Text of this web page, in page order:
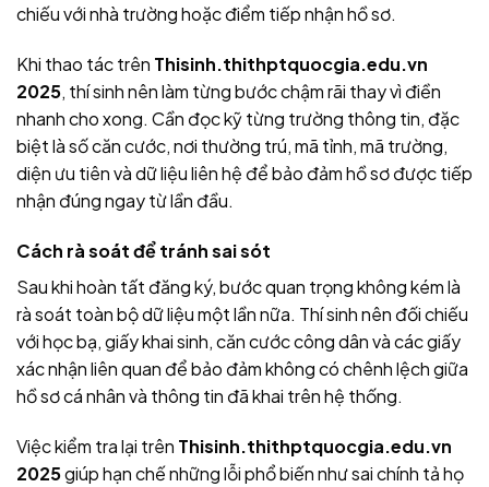
chiếu với nhà trường hoặc điểm tiếp nhận hồ sơ.
Khi thao tác trên Thisinh.thithptquocgia.edu.vn
2025, thí sinh nên làm từng bước chậm rãi thay vì điền
nhanh cho xong. Cần đọc kỹ từng trường thông tin, đặc
biệt là số căn cước, nơi thường trú, mã tỉnh, mã trường,
diện ưu tiên và dữ liệu liên hệ để bảo đảm hồ sơ được tiếp
nhận đúng ngay từ lần đầu.
Cách rà soát để tránh sai sót
Sau khi hoàn tất đăng ký, bước quan trọng không kém là
rà soát toàn bộ dữ liệu một lần nữa. Thí sinh nên đối chiếu
với học bạ, giấy khai sinh, căn cước công dân và các giấy
xác nhận liên quan để bảo đảm không có chênh lệch giữa
hồ sơ cá nhân và thông tin đã khai trên hệ thống.
Việc kiểm tra lại trên Thisinh.thithptquocgia.edu.vn
2025giúp hạn chế những lỗi phổ biến như sai chính tả họ